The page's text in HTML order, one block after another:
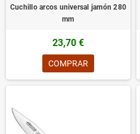
Cuchillo arcos universal jamón 280
mm
23,70 €
COMPRAR